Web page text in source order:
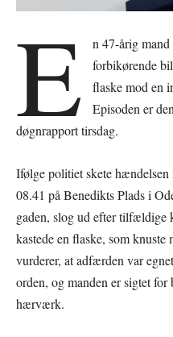
E
n 47-årig
forbikørende
flaske mod en
Episoden er
døgnrapport tirsdag.
Ifølge politiet skete
08.41 på Benedikts Plads i
gaden, slog ud efter tilfældige
kastede en flaske, som
vurderer, at adfærden var
orden, og manden er sigtet for
hærværk.